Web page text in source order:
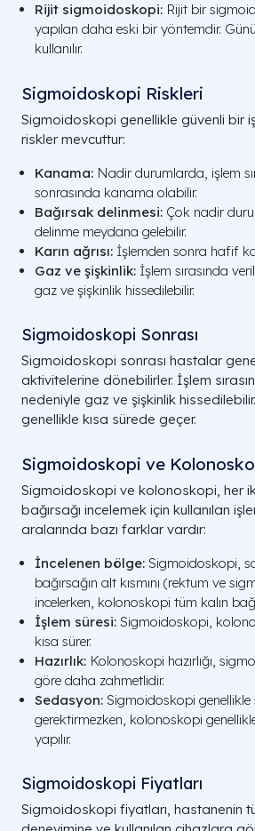
Rijit sigmoidoskopi: Rijit bir
yapılan daha eski bir yöntemdir.
kullanılır.
Sigmoidoskopi Riskleri
Sigmoidoskopi genellikle güvenli bir
riskler mevcuttur:
Kanama: Nadir durumlarda, işlem
sonrasında kanama olabilir.
Bağırsak delinmesi: Çok nadir
delinme meydana gelebilir.
Karın ağrısı: İşlemden sonra hafif
Gaz ve şişkinlik: İşlem sırasında
gaz ve şişkinlik hissedilebilir.
Sigmoidoskopi Sonrası
Sigmoidoskopi sonrası hastalar
aktivitelerine dönebilirler. İşlem
nedeniyle gaz ve şişkinlik
genellikle kısa sürede geçer.
Sigmoidoskopi ve
Sigmoidoskopi ve kolonoskopi, her
bağırsağı incelemek için kullanılan
aralarında bazı farklar vardır:
İncelenen bölge: Sigmoidoskopi,
bağırsağın alt kısmını (rektum ve
incelerken, kolonoskopi tüm kalın
İşlem süresi: Sigmoidoskopi,
kısa sürer.
Hazırlık: Kolonoskopi hazırlığı,
göre daha zahmetlidir.
Sedasyon: Sigmoidoskopi genellikle
gerektirmezken, kolonoskopi
yapılır.
Sigmoidoskopi Fiyatları
Sigmoidoskopi fiyatları, hastanenin